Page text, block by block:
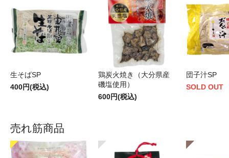
生そばSP
400円(税込)
鶏炭火焼き（大分県産
磯塩使用）
600円(税込)
団子汁SP
SOLD OUT
売れ筋商品